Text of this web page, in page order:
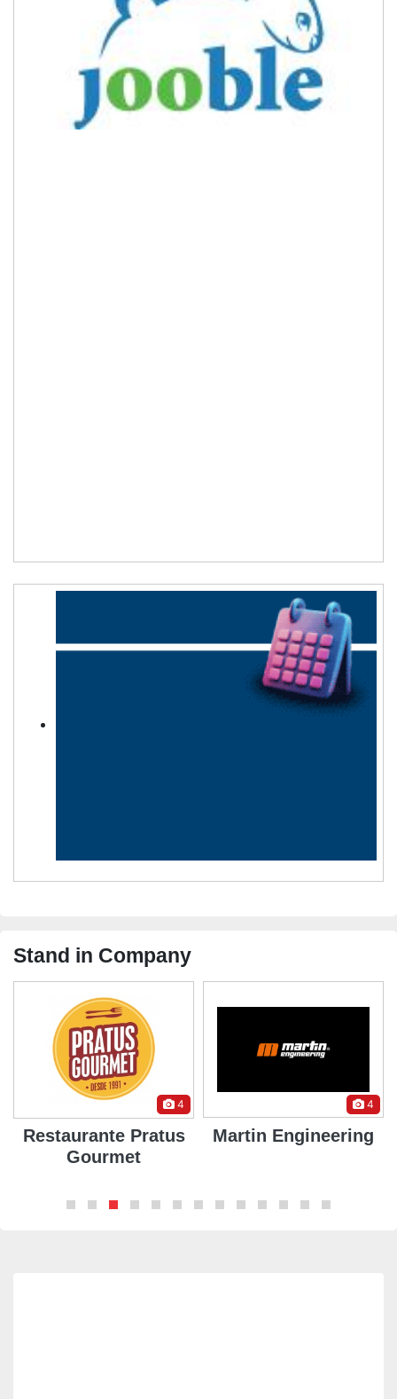
Stand in Company
4
Restaurante Pratus
Gourmet
4
Martin Engineering